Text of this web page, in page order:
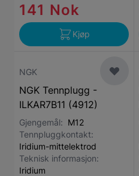
141 Nok
Kjøp
NGK
NGK Tennplugg -
ILKAR7B11 (4912)
Gjengemål: M12
Tennpluggkontakt:
Iridium-mittelektrod
Teknisk informasjon:
Iridium